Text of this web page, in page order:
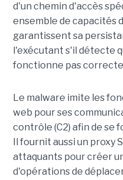
d'un chemin d'accès
ensemble de capacités
garantissent sa
l'exécutant s'il détecte
fonctionne pas
Le malware imite les
web pour ses
contrôle (C2) afin de se
Il fournit aussi un proxy
attaquants pour créer
d'opérations de